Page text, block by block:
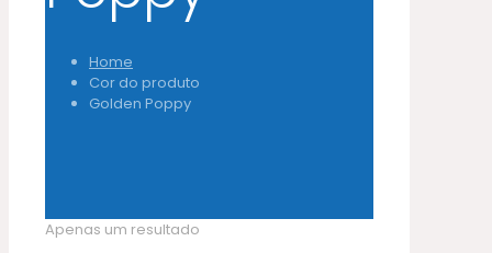
Home
Cor do produto
Golden Poppy
Apenas um resultado